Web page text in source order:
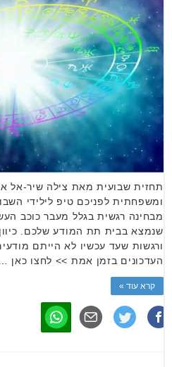
תחזית שבועית מאת צילה שיר-אל
ומשפחתית לפניכם טיפ לילידי
מבחינה רגשית בגלל מעבר כוכב
שנמצא בבית תת המודע שלכם.
ורגשות שעד עכשיו לא הייתם
העדכונים בזמן אמת >> לחצו כאן …
קרא עוד »